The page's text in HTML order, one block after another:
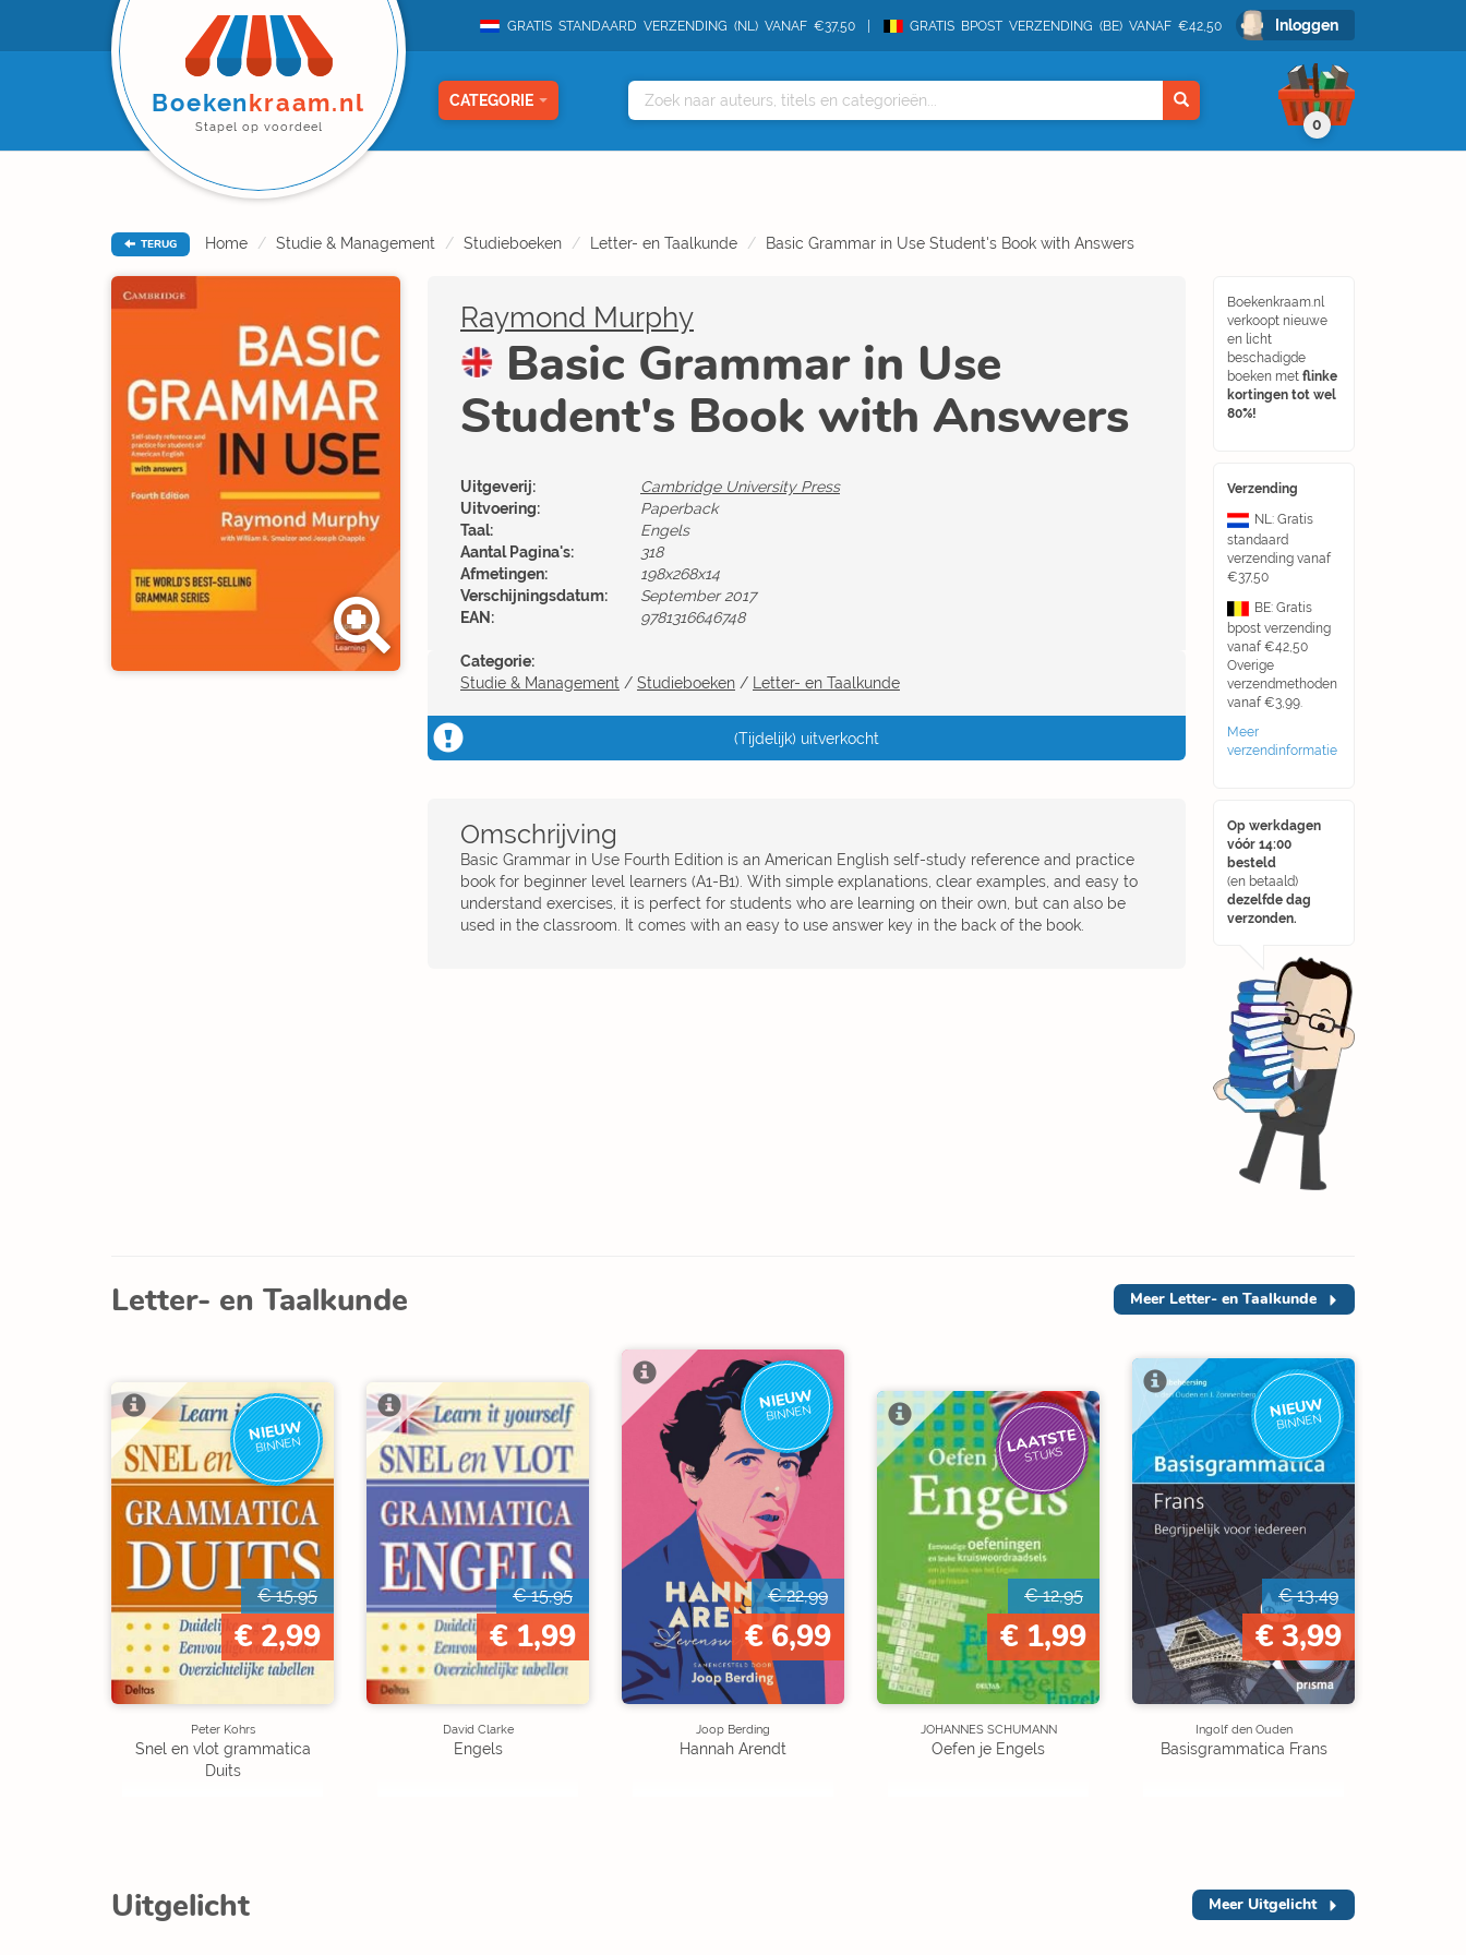
GRATIS STANDAARD VERZENDING (NL) VANAF €37,50 GRATIS BPOST VERZENDING (BE) VANAF €42,50 Inloggen
Boekenkraam.nl
Stapel op voordeel
CATEGORIE
0
TERUG Home Studie & Management Studieboeken Letter- en Taalkunde Basic Grammar in Use Student's Book with Answers
Boekenkraam.nl
verkoopt nieuwe
en licht
beschadigde
boeken met flinke
kortingen tot wel
80%!
Verzending
NL: Gratis
standaard
verzending vanaf
€37,50
BE: Gratis
bpost verzending
vanaf €42,50
Overige
verzendmethoden
vanaf €3,99.
Meer
verzendinformatie
Op werkdagen
vóór 14:00
besteld
(en betaald)
dezelfde dag
verzonden.
Raymond Murphy
Basic Grammar in Use
Student's Book with Answers
Uitgeverij:
Cambridge University Press
Uitvoering:
Paperback
Taal:
Engels
Aantal Pagina's:
318
Afmetingen:
198x268x14
Verschijningsdatum:
September 2017
EAN:
9781316646748
Categorie:
Studie & Management / Studieboeken / Letter- en Taalkunde
(Tijdelijk) uitverkocht
Omschrijving
Basic Grammar in Use Fourth Edition is an American English self-study reference and practice
book for beginner level learners (A1-B1). With simple explanations, clear examples, and easy to
understand exercises, it is perfect for students who are learning on their own, but can also be
used in the classroom. It comes with an easy to use answer key in the back of the book.
Letter- en Taalkunde Meer Letter- en Taalkunde
NIEUW
BINNEN
€ 15,95
€ 2,99
Peter Kohrs
Snel en vlot grammatica
Duits
€ 15,95
€ 1,99
David Clarke
Engels
NIEUW
BINNEN
€ 22,99
€ 6,99
Joop Berding
Hannah Arendt
LAATSTE
STUKS
€ 12,95
€ 1,99
JOHANNES SCHUMANN
Oefen je Engels
NIEUW
BINNEN
€ 13,49
€ 3,99
Ingolf den Ouden
Basisgrammatica Frans
Uitgelicht Meer Uitgelicht